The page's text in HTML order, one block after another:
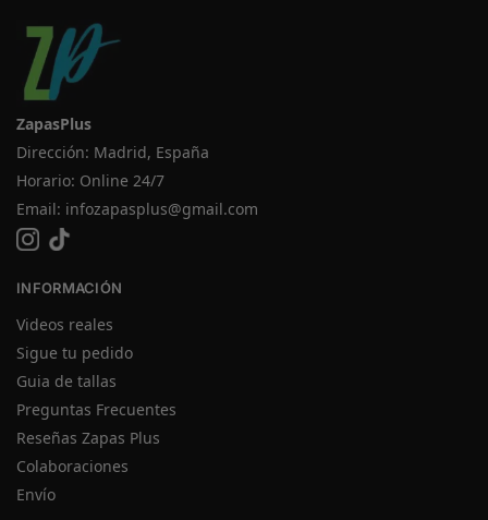
ZapasPlus
Dirección: Madrid, España
Horario: Online 24/7
Email: infozapasplus@gmail.com
INFORMACIÓN
Videos reales
Sigue tu pedido
Guia de tallas
Preguntas Frecuentes
Reseñas Zapas Plus
Colaboraciones
Envío